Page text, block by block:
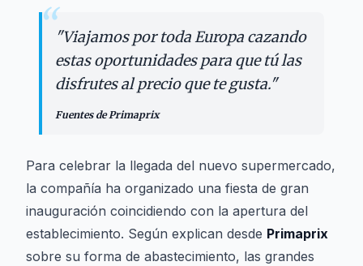
“"Viajamos por toda Europa cazando
estas oportunidades para que tú las
disfrutes al precio que te gusta."
Fuentes de Primaprix
Para celebrar la llegada del nuevo supermercado,
la compañía ha organizado una fiesta de gran
inauguración coincidiendo con la apertura del
establecimiento. Según explican desde Primaprix
sobre su forma de abastecimiento, las grandes